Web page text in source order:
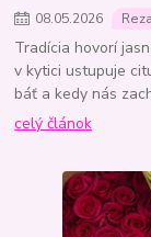
08.05.2026
Tradícia hovorí
v kytici ustupuje
báť a kedy nás
celý článok